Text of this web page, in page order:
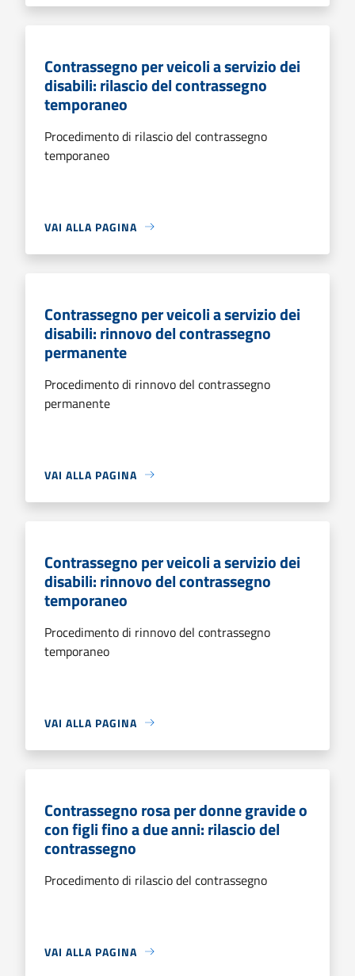
Contrassegno per veicoli a servizio dei
disabili: rilascio del contrassegno
temporaneo
Procedimento di rilascio del contrassegno
temporaneo
VAI ALLA PAGINA
Contrassegno per veicoli a servizio dei
disabili: rinnovo del contrassegno
permanente
Procedimento di rinnovo del contrassegno
permanente
VAI ALLA PAGINA
Contrassegno per veicoli a servizio dei
disabili: rinnovo del contrassegno
temporaneo
Procedimento di rinnovo del contrassegno
temporaneo
VAI ALLA PAGINA
Contrassegno rosa per donne gravide o
con figli fino a due anni: rilascio del
contrassegno
Procedimento di rilascio del contrassegno
VAI ALLA PAGINA